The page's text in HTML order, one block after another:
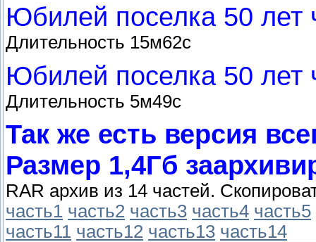
Юбилей поселка 50 лет
Длительность 15м62с
Юбилей поселка 50 лет
Длительность 5м49с
Так же есть версия
Размер 1,4Гб
RAR архив из 14 частей.
часть1 часть2 часть3 часть4 часть5
часть11 часть12 часть13 часть14